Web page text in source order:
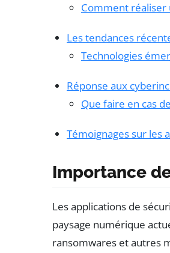
Comment réaliser
Les tendances
Technologies
Réponse aux
Que faire en cas
Témoignages sur les
Importance
Les applications de
paysage numérique
ransomwares et autres